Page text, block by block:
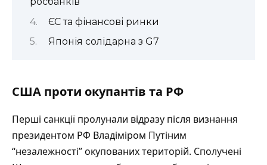
ЄС та фінансові ринки
Японія солідарна з G7
США проти окупантів та РФ
Перші санкції пролунали відразу після визнання
президентом РФ Владіміром Путіним
“незалежності” окупованих територій. Сполучені